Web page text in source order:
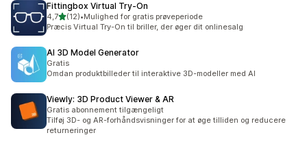
Fittingbox Virtual Try‑On
4,7ud af 5 stjerner
(12)
12 anmeldelser i alt
•Mulighed for gratis prøveperiode
Præcis Virtual Try-On til briller, der øger dit onlinesalg
AI 3D Model Generator
Gratis
Omdan produktbilleder til interaktive 3D-modeller med AI
Viewly: 3D Product Viewer & AR
Gratis abonnement tilgængeligt
Tilføj 3D- og AR-forhåndsvisninger for at øge tilliden og reducere
returneringer